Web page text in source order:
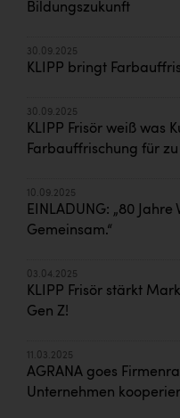
Bildungszukunft
30.09.2025
KLIPP bringt
30.09.2025
KLIPP Frisör weiß was
Farbauffrischung für zu
10.09.2025
EINLADUNG: „80
Gemeinsam.“
03.04.2025
KLIPP Frisör stärkt
Gen Z!
11.03.2025
AGRANA goes
Unternehmen